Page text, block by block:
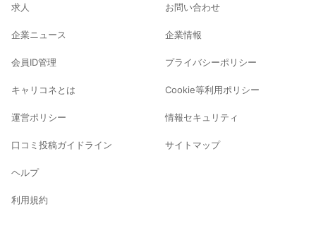
求人
企業ニュース
会員ID管理
キャリコネとは
運営ポリシー
口コミ投稿ガイドライン
ヘルプ
利用規約
お問い合わせ
企業情報
プライバシーポリシー
Cookie等利用ポリシー
情報セキュリティ
サイトマップ